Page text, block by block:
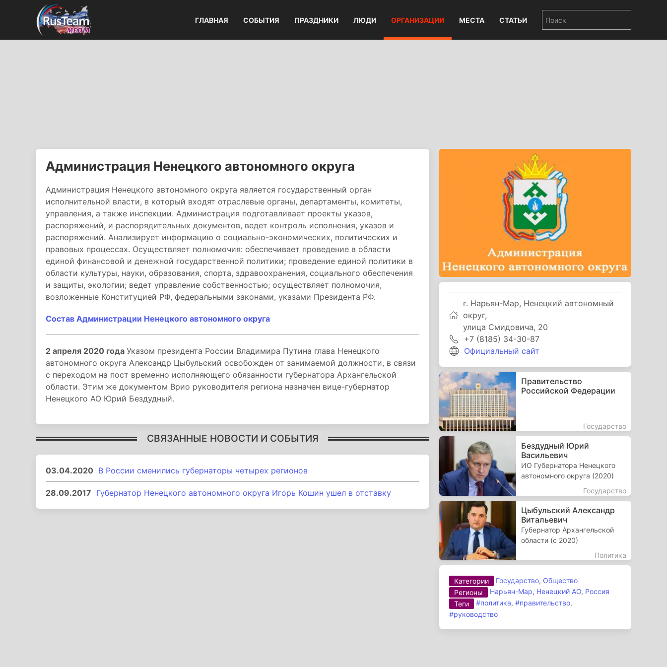
ГЛАВНАЯ СОБЫТИЯ ПРАЗДНИКИ ЛЮДИ ОРГАНИЗАЦИИ МЕСТА СТАТЬИ
Администрация Ненецкого автономного округа
Администрация Ненецкого автономного округа является государственный орган
исполнительной власти, в который входят отраслевые органы, департаменты, комитеты,
управления, а также инспекции. Администрация подготавливает проекты указов,
распоряжений, и распорядительных документов, ведет контроль исполнения, указов и
распоряжений. Анализирует информацию о социально-экономических, политических и
правовых процессах. Осуществляет полномочия: обеспечивает проведение в области
единой финансовой и денежной государственной политики; проведение единой политики в
области культуры, науки, образования, спорта, здравоохранения, социального обеспечения
и защиты, экологии; ведет управление собственностью; осуществляет полномочия,
возложенные Конституцией РФ, федеральными законами, указами Президента РФ.
Состав Администрации Ненецкого автономного округа
2 апреля 2020 года Указом президента России Владимира Путина глава Ненецкого
автономного округа Александр Цыбульский освобожден от занимаемой должности, в связи
с переходом на пост временно исполняющего обязанности губернатора Архангельской
области. Этим же документом Врио руководителя региона назначен вице-губернатор
Ненецкого АО Юрий Бездудный.
СВЯЗАННЫЕ НОВОСТИ И СОБЫТИЯ
03.04.2020 В России сменились губернаторы четырех регионов
28.09.2017 Губернатор Ненецкого автономного округа Игорь Кошин ушел в отставку
г. Нарьян-Мар, Ненецкий автономный
округ,
улица Смидовича, 20
+7 (8185) 34-30-87
Официальный сайт
Правительство
Российской Федерации
Государство
Бездудный Юрий
Васильевич
ИО Губернатора Ненецкого
автономного округа (2020)
Государство
Цыбульский Александр
Витальевич
Губернатор Архангельской
области (с 2020)
Политика
Категории Государство, Общество
Регионы
Нарьян-Мар, Ненецкий АО, Россия
Теги
#политика,#правительство,
#руководство